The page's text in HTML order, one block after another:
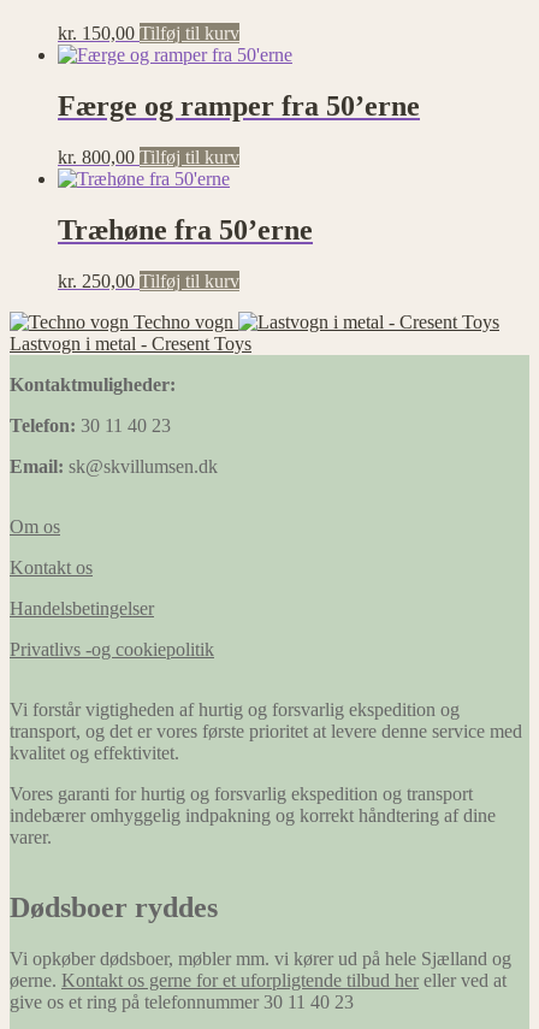
kr. 150,00 Tilføj til kurv
Færge og ramper fra 50’erne
kr. 800,00 Tilføj til kurv
Træhøne fra 50’erne
kr. 250,00 Tilføj til kurv
Techno vogn
Lastvogn i metal - Cresent Toys
Kontaktmuligheder:
Telefon: 30 11 40 23
Email: sk@skvillumsen.dk
Om os
Kontakt os
Handelsbetingelser
Privatlivs -og cookiepolitik
Vi forstår vigtigheden af hurtig og forsvarlig ekspedition og
transport, og det er vores første prioritet at levere denne service med
kvalitet og effektivitet.
Vores garanti for hurtig og forsvarlig ekspedition og transport
indebærer omhyggelig indpakning og korrekt håndtering af dine
varer.
Dødsboer ryddes
Vi opkøber dødsboer, møbler mm. vi kører ud på hele Sjælland og
øerne. Kontakt os gerne for et uforpligtende tilbud her eller ved at
give os et ring på telefonnummer 30 11 40 23